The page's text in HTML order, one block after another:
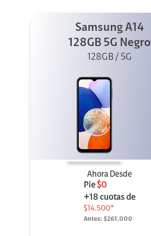
Samsung A14
128GB 5G Negro
128GB / 5G
Ahora Desde
Pie $0
+18 cuotas de
$14.500*
Antes: $261.000